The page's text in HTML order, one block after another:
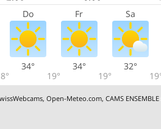
Do Fr Sa
34°
19°
34°
19°
32°
,Open-Meteo.com,CAMS